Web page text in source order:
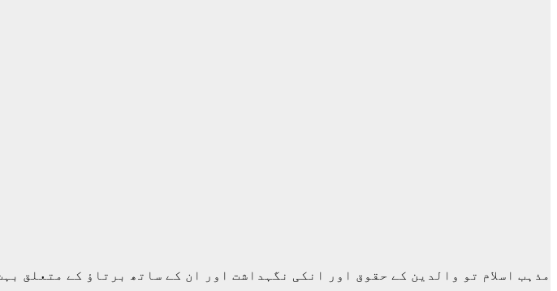
مذہب اسلام تو والدین کے حقوق اور انکی نگہداشت اور ان کے ساتھ برتاؤ کے متعلق